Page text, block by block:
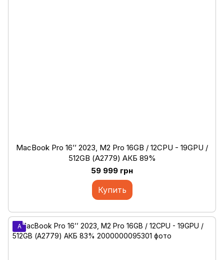
MacBook Pro 16’’ 2023, M2 Pro 16GB / 12CPU - 19GPU /
512GB (А2779) АКБ 89%
59 999 грн
Купить
A